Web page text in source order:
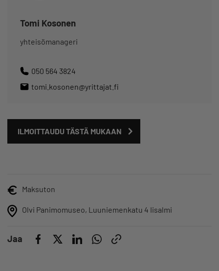
Tomi Kosonen
yhteisömanageri
050 564 3824
tomi.kosonen@yrittajat.fi
ILMOITTAUDU TÄSTÄ MUKAAN
Maksuton
Olvi Panimomuseo, Luuniemenkatu 4 Iisalmi
Jaa